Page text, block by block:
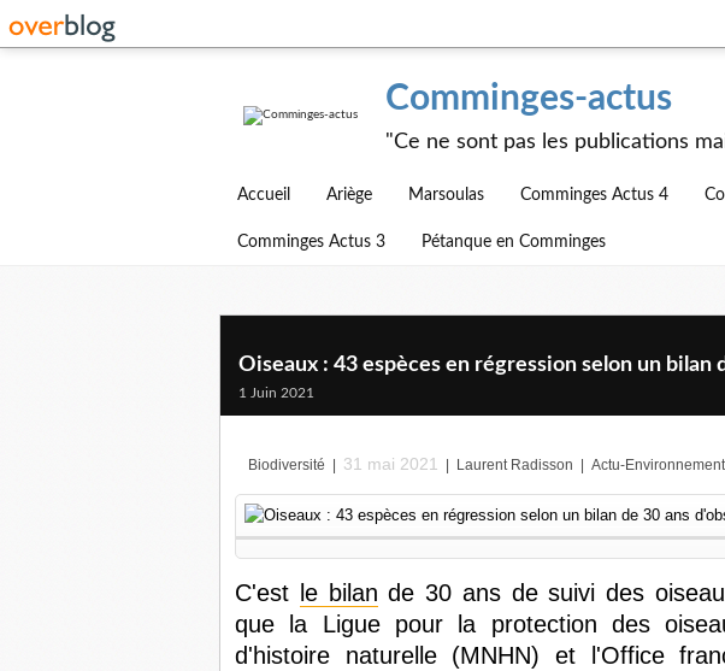
Comminges-actus
"Ce ne sont pas les publications
Accueil Ariège Marsoulas Comminges Actus 4
Comminges Actus 3 Pétanque en Comminges
Oiseaux : 43 espèces en régression selon un bilan
1 Juin 2021
Biodiversité 31 mai 2021 Laurent Radisson Actu-
C'est le bilan de 30 ans de suivi des
que la Ligue pour la protection des
d'histoire naturelle (MNHN) et l'Office